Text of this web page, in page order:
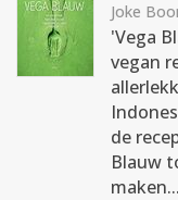
Joke
'Vega
vegan
de
Blauw
maken...